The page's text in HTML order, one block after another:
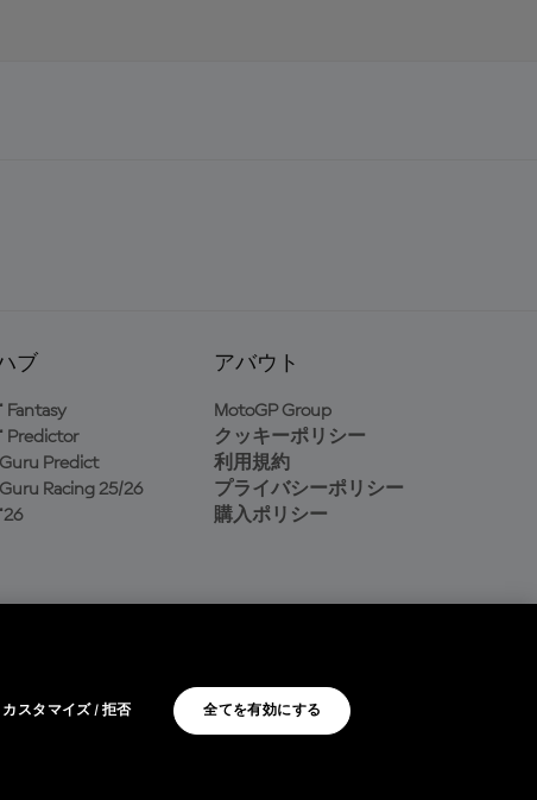
ブ
Fantasy
Predictor
Predict
Racing 25/26
アバウト
MotoGP Group
クッキーポリシー
利用規約
プライバシーポリシー
購入ポリシー
カスタマイズ / 拒否 全てを有効にする